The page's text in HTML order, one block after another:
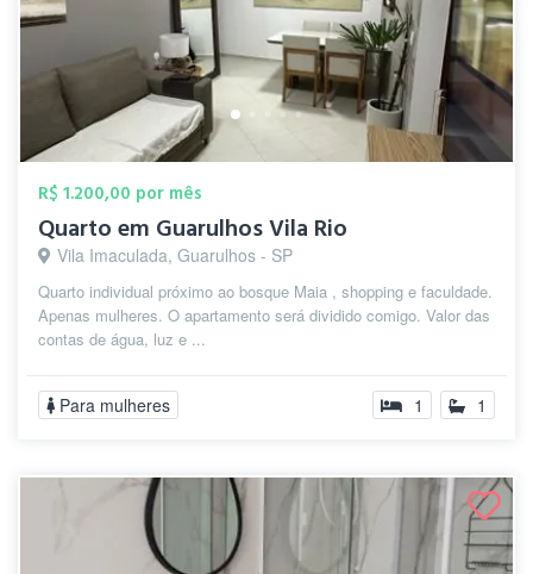
R$ 1.200,00 por mês
Quarto em Guarulhos Vila Rio
Vila Imaculada, Guarulhos - SP
Quarto individual próximo ao bosque Maia , shopping e faculdade.
Apenas mulheres. O apartamento será dividido comigo. Valor das
contas de água, luz e ...
Para mulheres 1 1